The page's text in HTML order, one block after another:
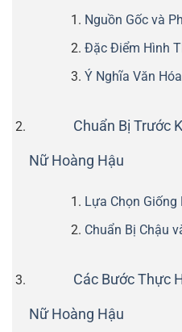
Nguồn Gốc và
Đặc Điểm Hình
Ý Nghĩa Văn
Chuẩn Bị Trước
Nữ Hoàng Hậu
Lựa Chọn Giống
Chuẩn Bị Chậu
Các Bước Thực
Nữ Hoàng Hậu